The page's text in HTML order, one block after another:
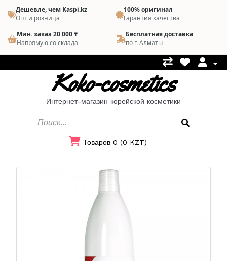
Дешевле, чем Kaspi.kz
Опт и розница
100% оригинал
Гарантия качества
Мин. заказ 20 000 ₸
Напрямую со склада
Бесплатная доставка
по г. Алматы
Koko-cosmetics
Интернет-магазин корейской косметики
Товаров 0 (0 KZT)